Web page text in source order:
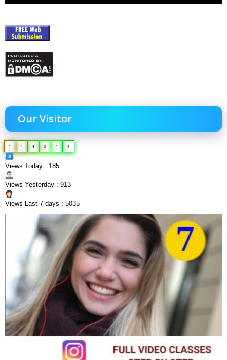
Our Visitor
1 4 4 0 4 3
Views Today : 185
Views Yesterday : 913
Views Last 7 days : 5035